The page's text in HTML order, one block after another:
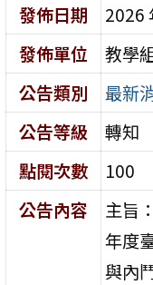
發佈日期
2026
發佈單位
教學
公告類別
最新
公告等級
轉知
點閱次數
100
公告內容
主旨
年度
與內